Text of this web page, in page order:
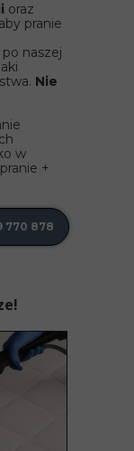
oraz
pranie
po naszej
Nie
w
+
770 878